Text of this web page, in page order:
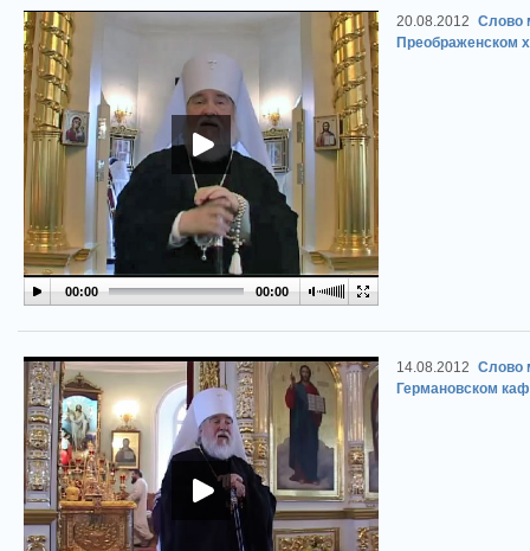
00:00 00:00
20.08.2012 Cлово
Преображенском
14.08.2012 Cлово
Германовском